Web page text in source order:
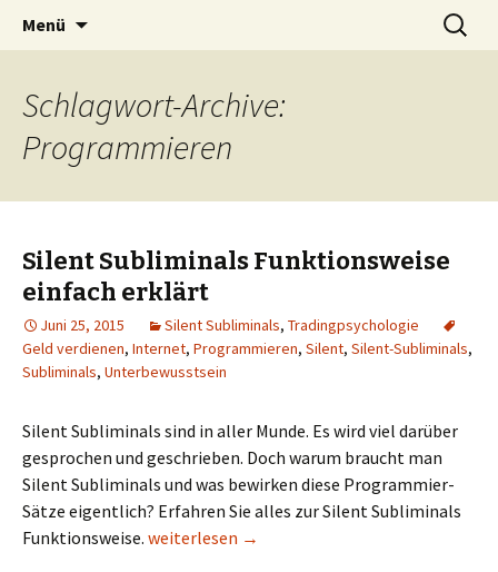
Technischer Börsenhandel
Silent Subliminals und Unterbewusstsein
Menü
Suchen
nach:
Schlagwort-Archive:
Programmieren
Silent Subliminals Funktionsweise
einfach erklärt
Juni 25, 2015 Silent Subliminals, Tradingpsychologie
Geld verdienen, Internet, Programmieren, Silent, Silent-Subliminals,
Subliminals, Unterbewusstsein
Silent Subliminals sind in aller Munde. Es wird viel darüber
gesprochen und geschrieben. Doch warum braucht man
Silent Subliminals und was bewirken diese Programmier-
Sätze eigentlich? Erfahren Sie alles zur Silent Subliminals
Funktionsweise. Silent Subliminals Funktionsweise einfach
weiterlesen →